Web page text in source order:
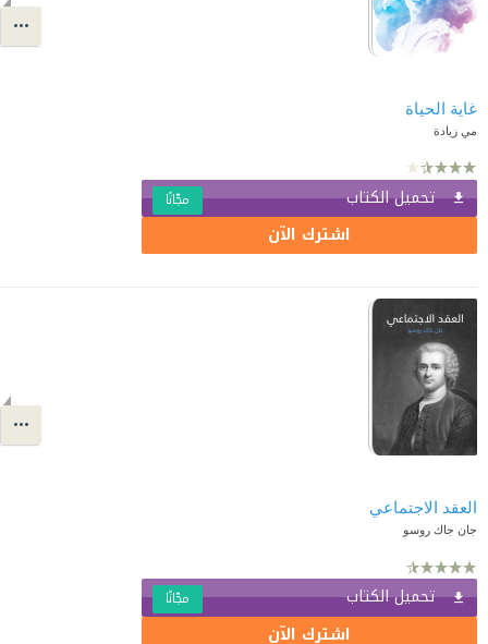
غاية الحياة
مي زيادة
تحميل الكتاب مجّانًا
اشترك الآن
العقد الاجتماعي
جان جاك روسو
تحميل الكتاب مجّانًا
اشترك الآن